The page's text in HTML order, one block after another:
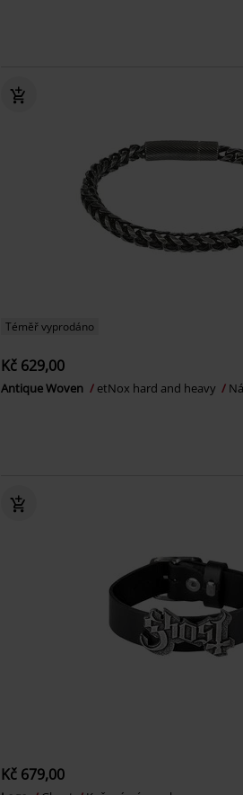
Téměř vyprodáno
Kč 629,00
Antique Woven etNox hard and heavy
Kč 679,00